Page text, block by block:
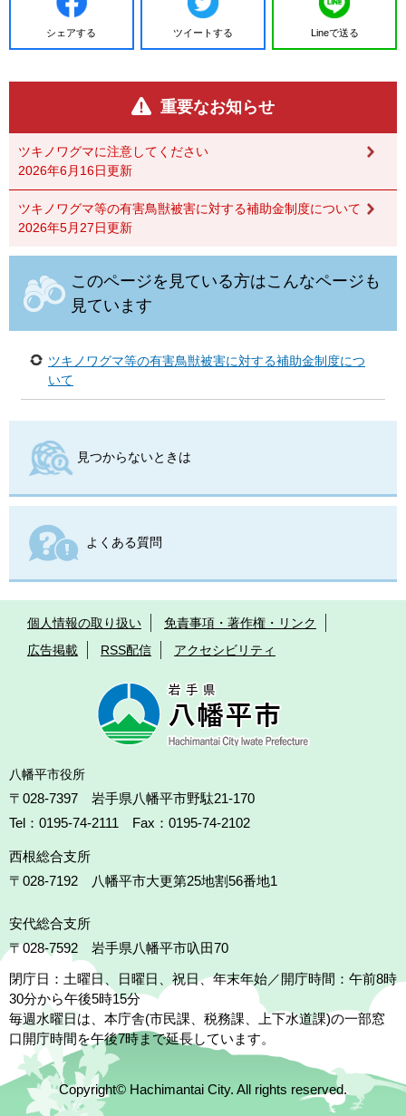
シェアする ツイートする Lineで送る
重要なお知らせ
ツキノワグマに注意してください
2026年6月16日更新
ツキノワグマ等の有害鳥獣被害に対する補助金制度について
2026年5月27日更新
このページを見ている方はこんなページも
見ています
ツキノワグマ等の有害鳥獣被害に対する補助金制度につ
いて
見つからないときは
よくある質問
個人情報の取り扱い
免責事項・著作権・リンク
広告掲載
RSS配信 アクセシビリティ
八幡平市役所
〒028-7397 岩手県八幡平市野駄21-170
Tel：0195-74-2111 Fax：0195-74-2102
西根総合支所
〒028-7192
八幡平市大更第25地割56番地1
安代総合支所
〒028-7592
岩手県八幡平市叺田70
閉庁日：土曜日、日曜日、祝日、年末年始／開庁時間：午前8時
30分から午後5時15分
毎週水曜日は、本庁舎(市民課、税務課、上下水道課)の一部窓
口開庁時間を午後7時まで延長しています。
Copyright© Hachimantai City. All rights reserved.